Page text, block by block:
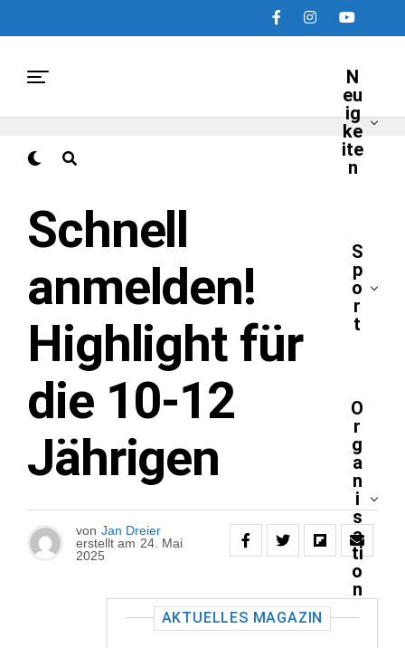
N
eu
ig
ke
ite
n
S
p
o
r
t
O
r
g
a
n
i
s
a
ti
o
n
Schnell
anmelden!
Highlight für
die 10-12
Jährigen
von Jan Dreier
erstellt am 24. Mai
2025
AKTUELLES MAGAZIN